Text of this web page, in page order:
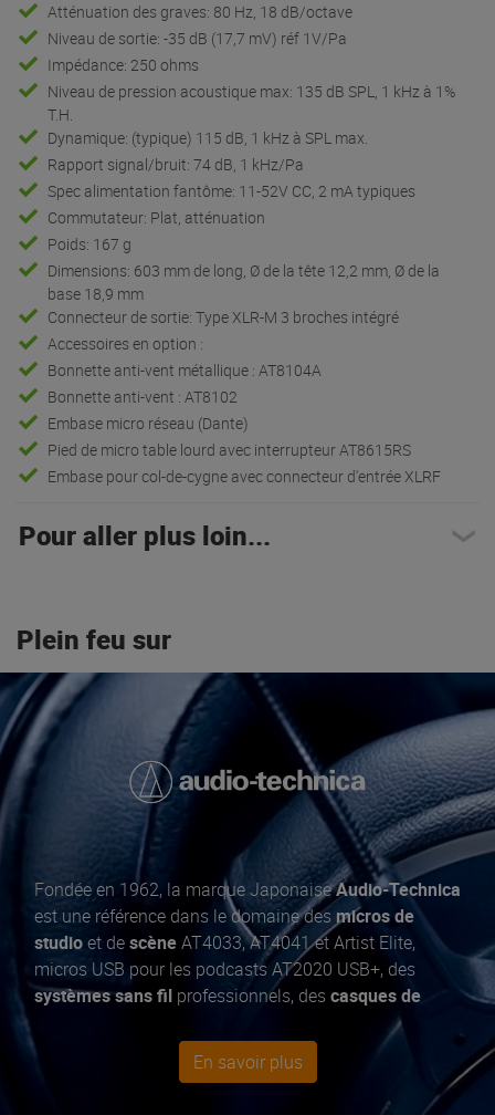
Atténuation des graves: 80 Hz, 18 dB/octave
Niveau de sortie: -35 dB (17,7 mV) réf 1V/Pa
Impédance: 250 ohms
Niveau de pression acoustique max: 135 dB SPL, 1 kHz à 1%
T.H.
Dynamique: (typique) 115 dB, 1 kHz à SPL max.
Rapport signal/bruit: 74 dB, 1 kHz/Pa
Spec alimentation fantôme: 11-52V CC, 2 mA typiques
Commutateur: Plat, atténuation
Poids: 167 g
Dimensions: 603 mm de long, Ø de la tête 12,2 mm, Ø de la
base 18,9 mm
Connecteur de sortie: Type XLR-M 3 broches intégré
Accessoires en option :
Bonnette anti-vent métallique : AT8104A
Bonnette anti-vent : AT8102
Embase micro réseau (Dante)
Pied de micro table lourd avec interrupteur AT8615RS
Embase pour col-de-cygne avec connecteur d'entrée XLRF
Pour aller plus loin...
Plein feu sur
Fondée en 1962, la marque JaponaiseAudio-Technica
est une référence dans le domaine desmicros de
studioet descèneAT4033, AT4041 et Artist Elite,
micros USB pour les podcasts AT2020 USB+, des
systèmes sans fil professionnels, des casques de
platines vinyles AT-
LP140XP
accessoires DJ. Des développements tels
technologie anti-RFI Uniguard
, qui préserve les
microphones des interférences WiFi, Bluetooth et
En savoir plus